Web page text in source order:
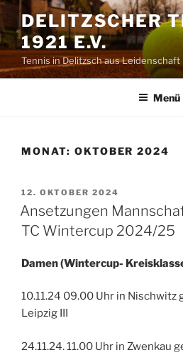
Zum
Inhalt
springen
DELITZSCHER
1921 E.V.
Tennis in Delitzsch aus Leidenschaft
Menü
MONAT: OKTOBER 2024
VERÖFFENTLICHT
AM
12. OKTOBER 2024
Ansetzungen
TC Wintercup 2024/25
Damen (Wintercup-
10.11.24 09.00 Uhr in Nischwitz
Leipzig III
24.11.24. 11.00 Uhr in Zwenkau